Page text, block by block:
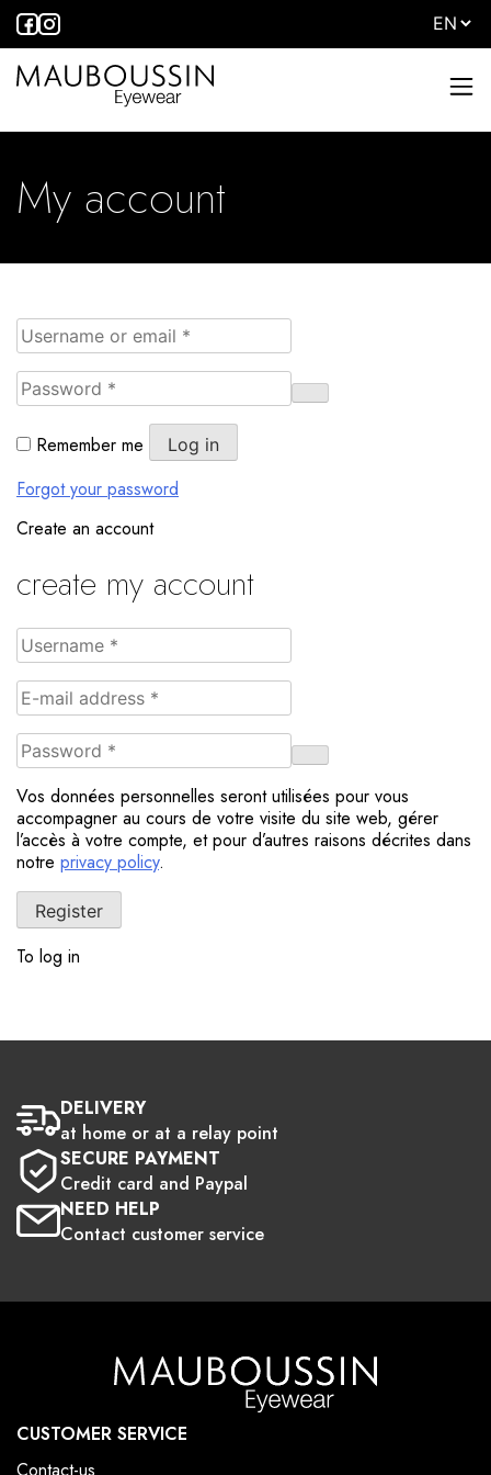
My account
Remember me Log in
Forgot your password
Create an account
create my account
Vos données personnelles seront utilisées pour vous
accompagner au cours de votre visite du site web, gérer
l’accès à votre compte, et pour d’autres raisons décrites dans
notre privacy policy.
Register
To log in
DELIVERY
at home or at a relay point
SECURE PAYMENT
Credit card and Paypal
NEED HELP
Contact customer service
CUSTOMER SERVICE
Contact-us